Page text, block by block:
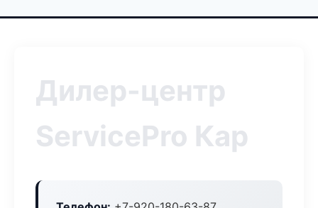
Дилер-центр
ServicePro Кар